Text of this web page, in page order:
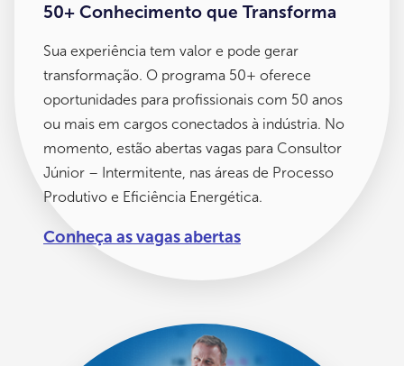
50+ Conhecimento que Transforma
Sua experiência tem valor e pode gerar
transformação. O programa 50+ oferece
oportunidades para profissionais com 50 anos
ou mais em cargos conectados à indústria. No
momento, estão abertas vagas para Consultor
Júnior – Intermitente, nas áreas de Processo
Produtivo e Eficiência Energética.
Conheça as vagas abertas